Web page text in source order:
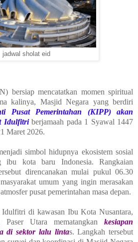
jadwal sholat eid
bersiap mencatatkan momen spiritual
kalinya, Masjid Negara yang berdiri
Pusat Pemerintahan (KIPP) akan
Idulfitriberjamaah pada 1 Syawal 1447
Maret 2026.
simbol hidupnya ekosistem sosial
kota baru Indonesia. Rangkaian
direncanakan mulai pukul 06.30
umum yang ingin merasakan
pusat pemerintahan masa depan.
Idulfitri di kawasan Ibu Kota Nusantara,
Paser Utara mematangkan kesiapan
di sektor lalu lintas. Langkah tersebut